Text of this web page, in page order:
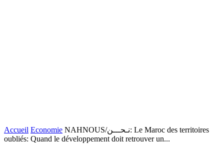
Accueil Economie NAHNOUS/نـحـــن: Le Maroc des territoires
oubliés: Quand le développement doit retrouver un...